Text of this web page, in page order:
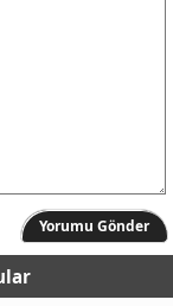
Yorumu Gönder